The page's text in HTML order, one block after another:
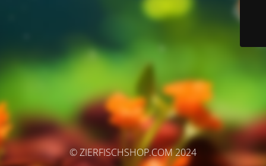
© ZIERFISCHSHOP.COM 2024